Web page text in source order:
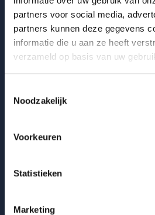
partners voor social media,
partners kunnen deze gegevens
informatie die u aan ze heeft
verzameld op basis van uw
Noodzakelijk
Voorkeuren
Statistieken
Marketing
AZW-publicatie brengt feiten,
achter het debat over zzp-inzet in
Lees meer